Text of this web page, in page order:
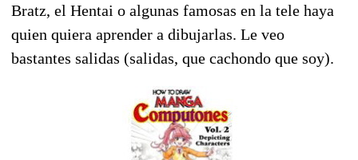
Bratz, el Hentai o algunas famosas en la tele haya
quien quiera aprender a dibujarlas. Le veo
bastantes salidas (salidas, que cachondo que soy).